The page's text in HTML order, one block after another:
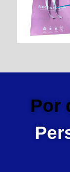
Por